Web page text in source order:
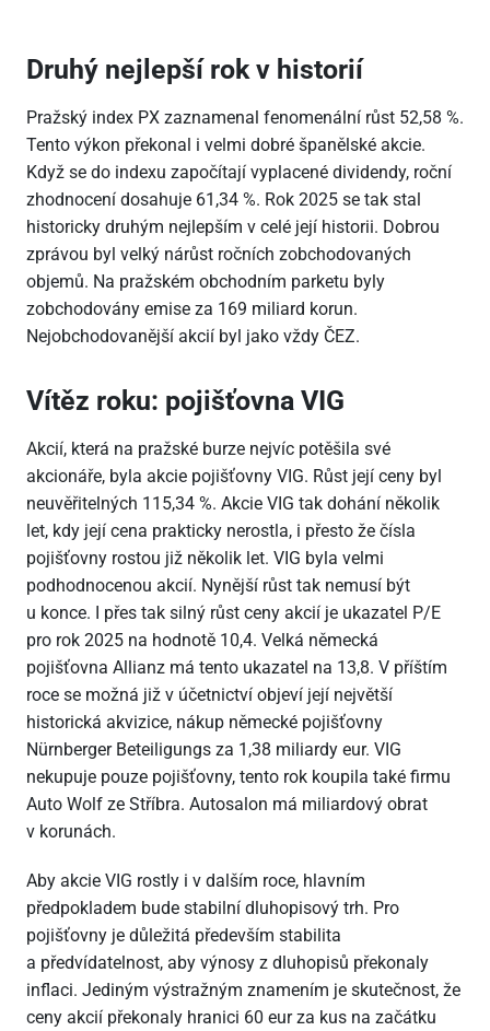
Druhý nejlepší rok v historií
Pražský index PX zaznamenal fenomenální růst 52,58 %.
Tento výkon překonal i velmi dobré španělské akcie.
Když se do indexu započítají vyplacené dividendy, roční
zhodnocení dosahuje 61,34 %. Rok 2025 se tak stal
historicky druhým nejlepším v celé její historii. Dobrou
zprávou byl velký nárůst ročních zobchodovaných
objemů. Na pražském obchodním parketu byly
zobchodovány emise za 169 miliard korun.
Nejobchodovanější akcií byl jako vždy ČEZ.
Vítěz roku: pojišťovna VIG
Akcií, která na pražské burze nejvíc potěšila své
akcionáře, byla akcie pojišťovny VIG. Růst její ceny byl
neuvěřitelných 115,34 %. Akcie VIG tak dohání několik
let, kdy její cena prakticky nerostla, i přesto že čísla
pojišťovny rostou již několik let. VIG byla velmi
podhodnocenou akcií. Nynější růst tak nemusí být
u konce. I přes tak silný růst ceny akcií je ukazatel P/E
pro rok 2025 na hodnotě 10,4. Velká německá
pojišťovna Allianz má tento ukazatel na 13,8. V příštím
roce se možná již v účetnictví objeví její největší
historická akvizice, nákup německé pojišťovny
Nürnberger Beteiligungs za 1,38 miliardy eur. VIG
nekupuje pouze pojišťovny, tento rok koupila také firmu
Auto Wolf ze Stříbra. Autosalon má miliardový obrat
v korunách.
Aby akcie VIG rostly i v dalším roce, hlavním
předpokladem bude stabilní dluhopisový trh. Pro
pojišťovny je důležitá především stabilita
a předvídatelnost, aby výnosy z dluhopisů překonaly
inflaci. Jediným výstražným znamením je skutečnost, že
ceny akcií překonaly hranici 60 eur za kus na začátku